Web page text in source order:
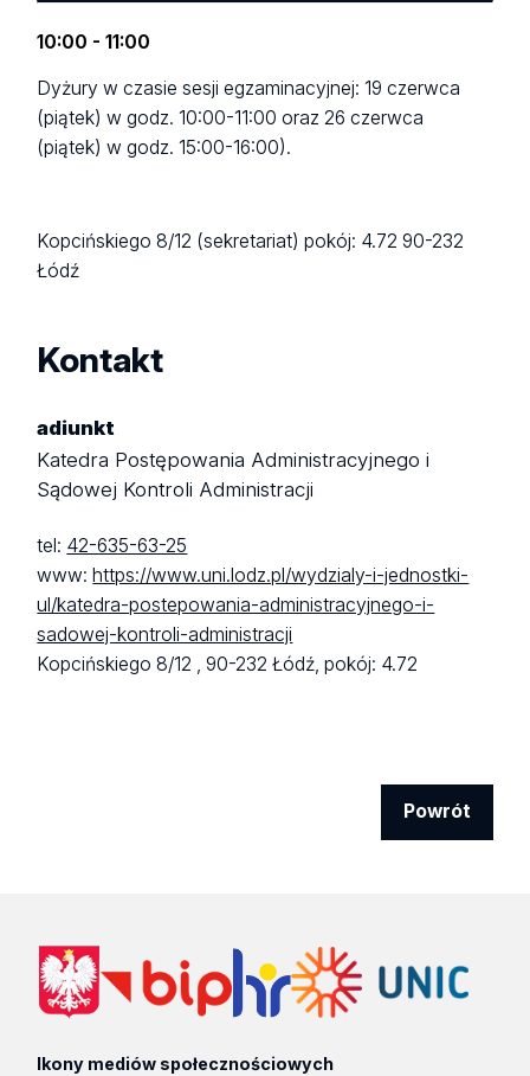
10:00 - 11:00
Dyżury w czasie sesji egzaminacyjnej: 19 czerwca
(piątek) w godz. 10:00-11:00 oraz 26 czerwca
(piątek) w godz. 15:00-16:00).
Kopcińskiego 8/12 (sekretariat)pokój: 4.7290-232
Łódź
Kontakt
adiunkt
Katedra Postępowania Administracyjnego i
Sądowej Kontroli Administracji
tel: 42-635-63-25
www:https://www.uni.lodz.pl/wydzialy-i-jednostki-
ul/katedra-postepowania-administracyjnego-i-
sadowej-kontroli-administracji
Kopcińskiego 8/12 ,90-232 Łódź,pokój: 4.72
Powrót
Ikony mediów społecznościowych